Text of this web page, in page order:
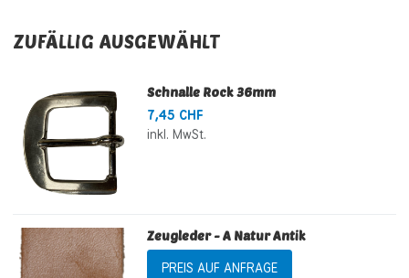
ZUFÄLLIG AUSGEWÄHLT
Schnalle Rock 36mm
7,45 CHF
inkl. MwSt.
Zeugleder - A Natur Antik
PREIS AUF ANFRAGE